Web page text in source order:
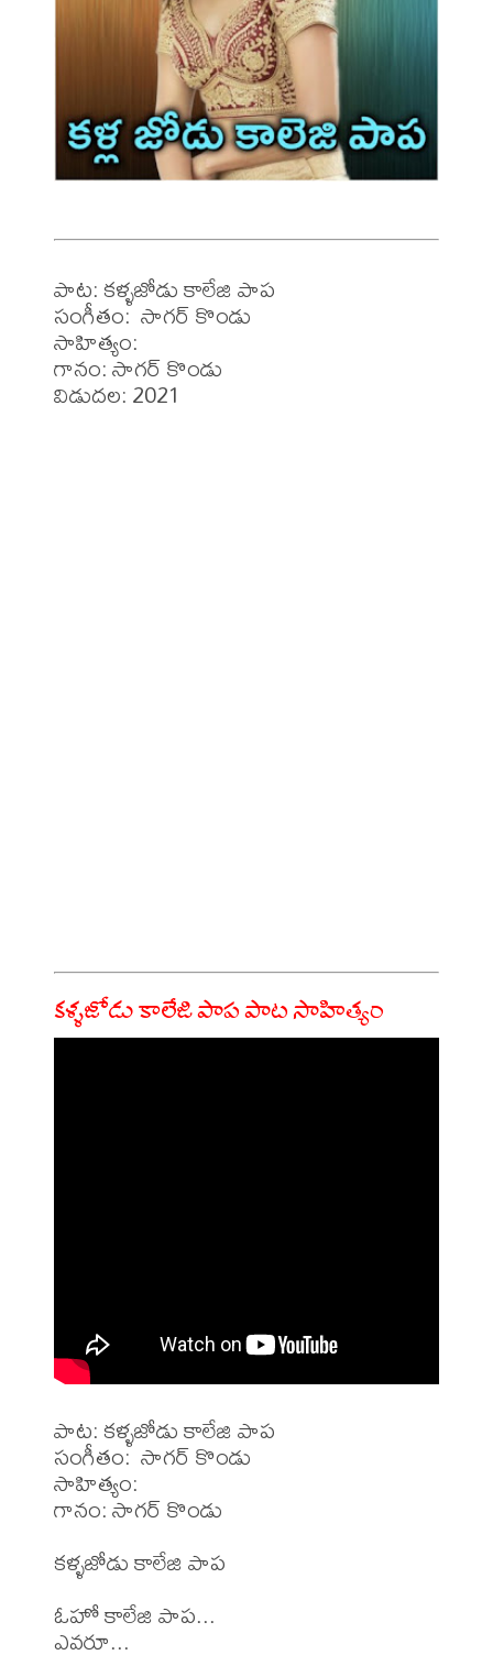
పాట: కళ్ళజోడు కాలేజి పాప
సంగీతం:  సాగర్ కొండు
సాహిత్యం:
గానం: సాగర్ కొండు
విడుదల: 2021
కళ్ళజోడు కాలేజి పాప పాట సాహిత్యం
పాట: కళ్ళజోడు కాలేజి పాప
సంగీతం:  సాగర్ కొండు
సాహిత్యం:
గానం: సాగర్ కొండు
కళ్ళజోడు కాలేజి పాప
ఓహో కాలేజి పాప...
ఎవరూ...